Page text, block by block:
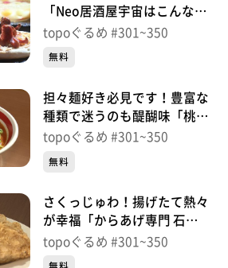
「Neo居酒屋宇宙はこんなに
広いのに」（青葉区小松島）
topoぐるめ #301~350
無料
担々麺好き必見です！豊富な
種類で迷うのも醍醐味「桃源
花 富谷店」（富谷市鷹乃
topoぐるめ #301~350
無料
さくっじゅわ！揚げたて熱々
が幸福「からあげ専門 石井
商店 富谷店」（富谷市鷹乃
topoぐるめ #301~350
無料